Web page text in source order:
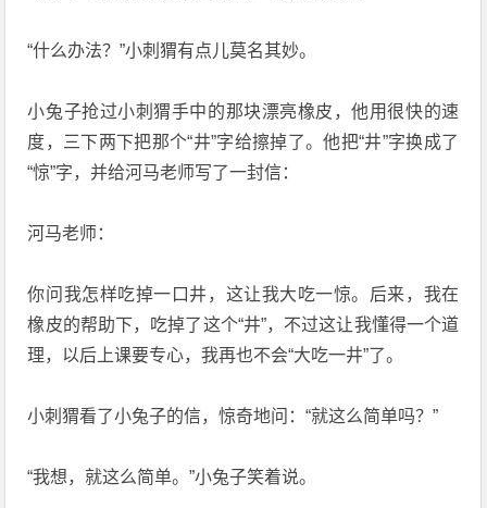
“什么办法？”小刺猬有点儿莫名其妙。
小兔子抢过小刺猬手中的那块漂亮橡皮，他用很快的速
度，三下两下把那个“井”字给擦掉了。他把“井”字换成了
“惊”字，并给河马老师写了一封信：
河马老师：
你问我怎样吃掉一口井，这让我大吃一惊。后来，我在
橡皮的帮助下，吃掉了这个“井”，不过这让我懂得一个道
理，以后上课要专心，我再也不会“大吃一井”了。
小刺猬看了小兔子的信，惊奇地问：“就这么简单吗？”
“我想，就这么简单。”小兔子笑着说。